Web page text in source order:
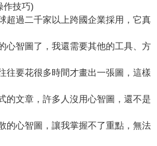
作技巧)
超過二千家以上跨國企業採用，它真
心智圖了，我還需要其他的工具、方
往要花很多時間才畫出一張圖，這樣
的文章，許多人沒用心智圖，還不是
的心智圖，讓我掌握不了重點，無法